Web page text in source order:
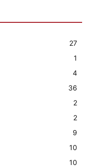
27
1
4
36
2
2
9
10
10